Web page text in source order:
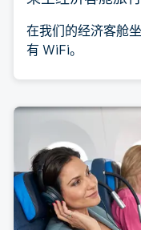
在我们的经济客舱
有 WiFi。